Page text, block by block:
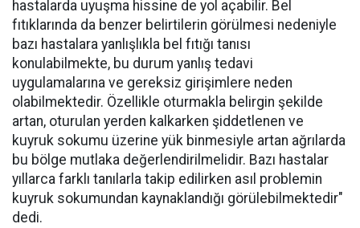
hastalarda uyuşma hissine de yol açabilir. Bel
fıtıklarında da benzer belirtilerin görülmesi nedeniyle
bazı hastalara yanlışlıkla bel fıtığı tanısı
konulabilmekte, bu durum yanlış tedavi
uygulamalarına ve gereksiz girişimlere neden
olabilmektedir. Özellikle oturmakla belirgin şekilde
artan, oturulan yerden kalkarken şiddetlenen ve
kuyruk sokumu üzerine yük binmesiyle artan ağrılarda
bu bölge mutlaka değerlendirilmelidir. Bazı hastalar
yıllarca farklı tanılarla takip edilirken asıl problemin
kuyruk sokumundan kaynaklandığı görülebilmektedir"
dedi.